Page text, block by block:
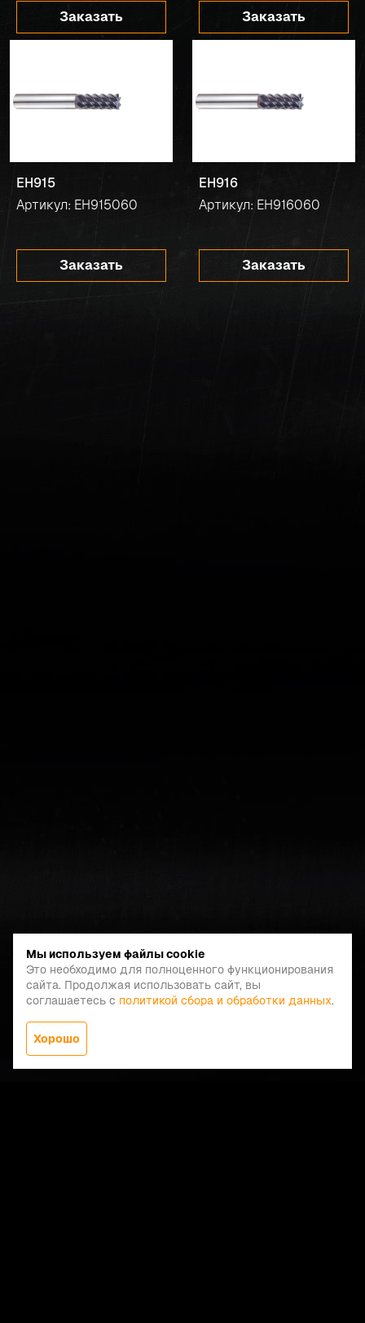
Заказать Заказать
EH915
Артикул: EH915060
Заказать
EH916
Артикул: EH916060
Заказать
Мы используем файлы cookie
Это необходимо для полноценного функционирования
сайта. Продолжая использовать сайт, вы
соглашаетесь с политикой сбора и обработки данных.
Хорошо